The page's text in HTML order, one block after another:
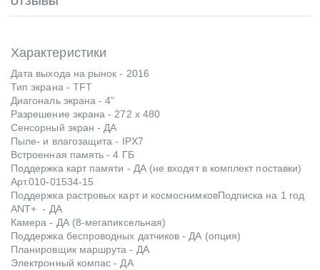
Характеристики
Дата выхода на рынок - 2016
Тип экрана - TFT
Диагональ экрана -4"
Разрешение экрана -272 x 480
Сенсорный экран -ДА
Пыле- и влагозащита - IPX7
Встроенная память -4 ГБ
Поддержка карт памяти - ДА (не входят в комплект поставки)
Арт.010-01534-15
Поддержка растровых карт и космоснимковПодписка на 1 год
ANT+ - ДА
Камера - ДА (8-мегапиксельная)
Поддержка беспроводных датчиков -ДА (опция)
Планировщик маршрута - ДА
Электронный компас -ДА